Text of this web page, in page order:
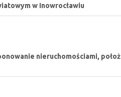
w Inowrocławiu
nieruchomościami,